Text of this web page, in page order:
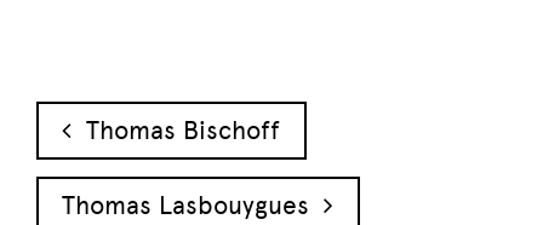
Navigation des articles
Thomas Bischoff
Thomas Lasbouygues